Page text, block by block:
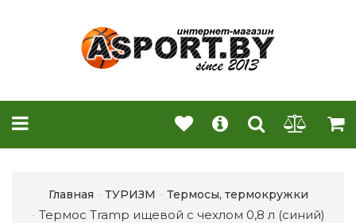
Главная ТУРИЗМ Термосы, термокружки
Термос Tramp ищевой с чехлом 0,8 л (синий)